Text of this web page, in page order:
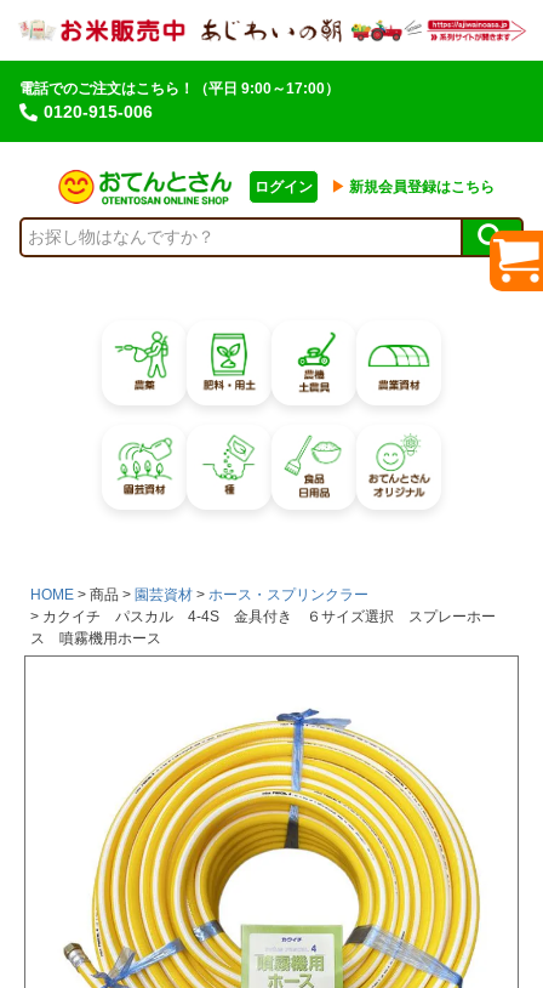
電話でのご注文はこちら！
0120-915-006
（平日 9:00～17:00）
ログイン ▶︎ 新規会員登録はこちら
HOME 商品 園芸資材
ホース・スプリンクラー
カクイチ パスカル 4-4S 金具付き ６サイズ選択 スプレーホー
ス 噴霧機用ホース